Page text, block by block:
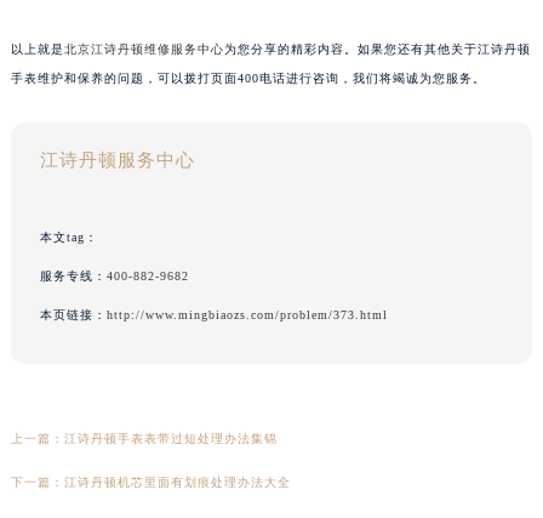
以上就是北京江诗丹顿维修服务中心为您分享的精彩内容。如果您还有其他关于江诗丹顿
手表维护和保养的问题，可以拨打页面400电话进行咨询，我们将竭诚为您服务。
江诗丹顿服务中心
本文tag：
服务专线： 400-882-9682
本页链接： http://www.mingbiaozs.com/problem/373.html
上一篇： 江诗丹顿手表表带过短处理办法集锦
下一篇： 江诗丹顿机芯里面有划痕处理办法大全